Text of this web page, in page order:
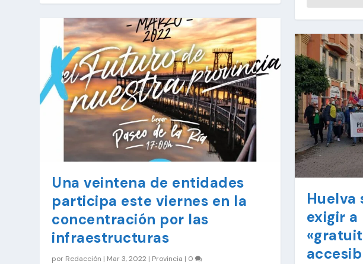
Una veintena de entidades
participa este viernes en la
concentración por las
infraestructuras
por Redacción | Mar 3, 2022 | Provincia | 0
Huelva
exigir